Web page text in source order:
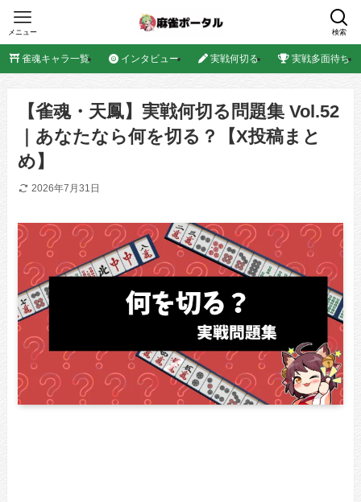
検索
メニュー
雀魂キャラ一覧 インタビュー 実戦何切る 実戦多面待ち
【雀魂・天鳳】実戦何切る問題集 Vol.52
｜あなたなら何を切る？【X投稿まと
め】
2026年7月31日